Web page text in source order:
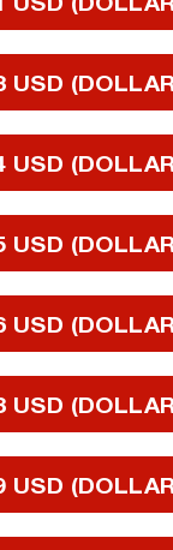
USD
USD
USD
USD
USD
USD